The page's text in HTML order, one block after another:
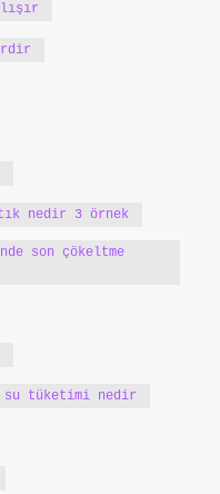
nedir 3 örnek
son çökeltme
su tüketimi nedir